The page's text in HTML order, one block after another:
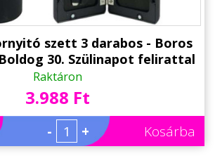
szett 3 darabos - Boros
30. Szülinapot felirattal
30. Szülinapra
Raktáron
3.988 Ft
- + Kosárba